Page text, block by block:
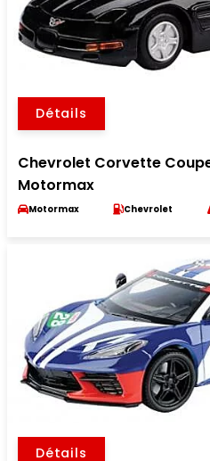
Détails
Chevrolet Corvette
Motormax
Motormax Chevrolet
Détails